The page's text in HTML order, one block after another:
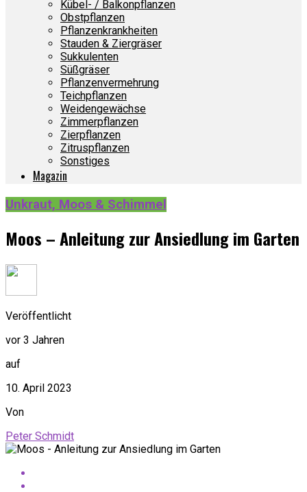
Kübel- / Balkonpflanzen
Obstpflanzen
Pflanzenkrankheiten
Stauden & Ziergräser
Sukkulenten
Süßgräser
Pflanzenvermehrung
Teichpflanzen
Weidengewächse
Zimmerpflanzen
Zierpflanzen
Zitruspflanzen
Sonstiges
Magazin
Unkraut, Moos & Schimmel
Moos – Anleitung zur Ansiedlung im Garten
Veröffentlicht
vor 3 Jahren
auf
10. April 2023
Von
Peter Schmidt